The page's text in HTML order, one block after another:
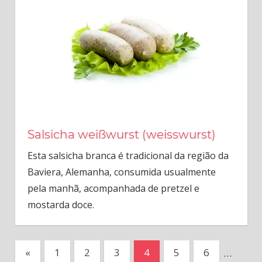
Salsicha weißwurst (weisswurst)
Esta salsicha branca é tradicional da região da
Baviera, Alemanha, consumida usualmente
pela manhã, acompanhada de pretzel e
mostarda doce.
Paginação
«Previous
1 2 3 4 5 6
…